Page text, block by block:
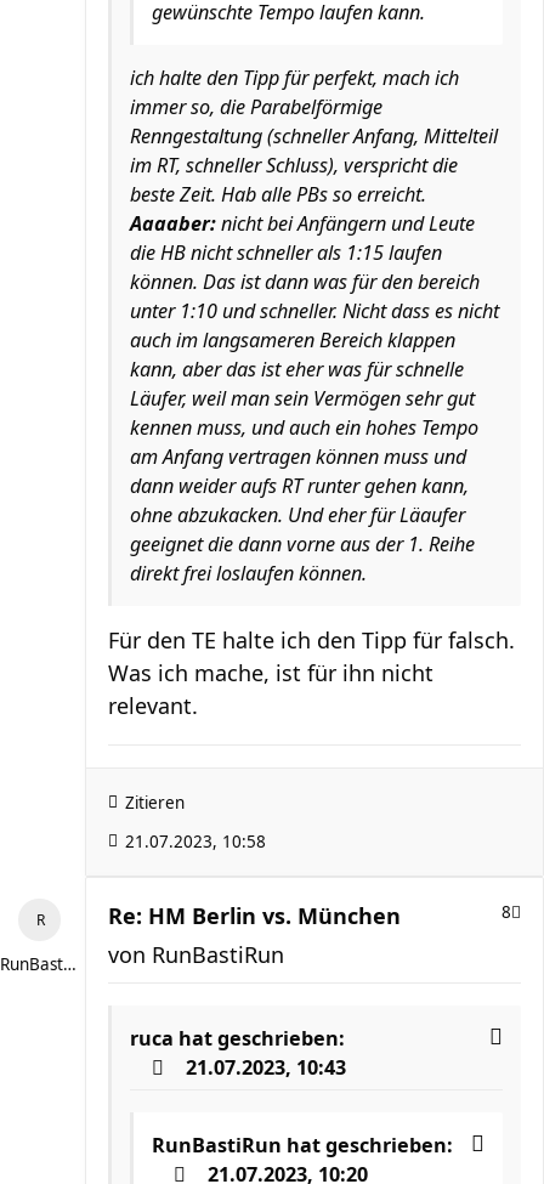
gewünschte Tempo laufen kann.
ich halte den Tipp für perfekt, mach ich
immer so, die Parabelförmige
Renngestaltung (schneller Anfang, Mittelteil
im RT, schneller Schluss), verspricht die
beste Zeit. Hab alle PBs so erreicht.
Aaaaber:nicht bei Anfängern und Leute
die HB nicht schneller als 1:15 laufen
können. Das ist dann was für den bereich
unter 1:10 und schneller. Nicht dass es nicht
auch im langsameren Bereich klappen
kann, aber das ist eher was für schnelle
Läufer, weil man sein Vermögen sehr gut
kennen muss, und auch ein hohes Tempo
am Anfang vertragen können muss und
dann weider aufs RT runter gehen kann,
ohne abzukacken. Und eher für Läaufer
geeignet die dann vorne aus der 1. Reihe
direkt frei loslaufen können.
Für den TE halte ich den Tipp für falsch.
Was ich mache, ist für ihn nicht
relevant.
Zitieren
21.07.2023, 10:58
RunBastiRun
Re: HM Berlin vs. München 8
von RunBastiRun
ruca hat geschrieben:
21.07.2023, 10:43
RunBastiRun hat geschrieben:
21.07.2023, 10:20